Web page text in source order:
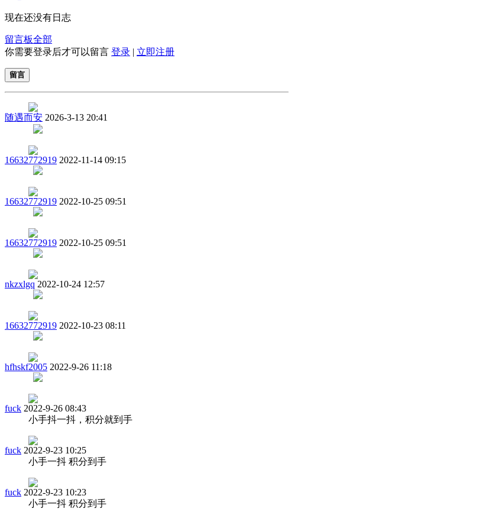
现在还没有日志
留言板全部
你需要登录后才可以留言 登录 | 立即注册
留言
随遇而安 2026-3-13 20:41
16632772919 2022-11-14 09:15
16632772919 2022-10-25 09:51
16632772919 2022-10-25 09:51
nkzxlgq 2022-10-24 12:57
16632772919 2022-10-23 08:11
hfhskf2005 2022-9-26 11:18
fuck 2022-9-26 08:43
小手抖一抖，积分就到手
fuck 2022-9-23 10:25
小手一抖 积分到手
fuck 2022-9-23 10:23
小手一抖 积分到手